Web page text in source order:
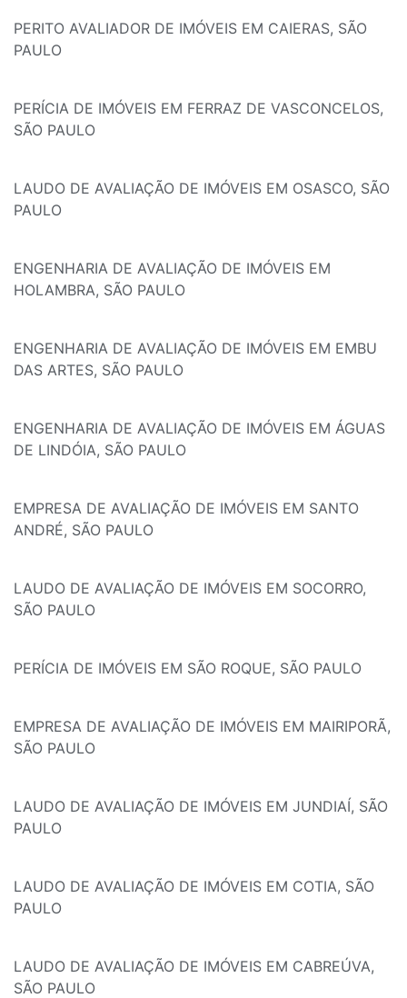
PERITO AVALIADOR DE IMÓVEIS EM CAIERAS, SÃO
PAULO
PERÍCIA DE IMÓVEIS EM FERRAZ DE VASCONCELOS,
SÃO PAULO
LAUDO DE AVALIAÇÃO DE IMÓVEIS EM OSASCO, SÃO
PAULO
ENGENHARIA DE AVALIAÇÃO DE IMÓVEIS EM
HOLAMBRA, SÃO PAULO
ENGENHARIA DE AVALIAÇÃO DE IMÓVEIS EM EMBU
DAS ARTES, SÃO PAULO
ENGENHARIA DE AVALIAÇÃO DE IMÓVEIS EM ÁGUAS
DE LINDÓIA, SÃO PAULO
EMPRESA DE AVALIAÇÃO DE IMÓVEIS EM SANTO
ANDRÉ, SÃO PAULO
LAUDO DE AVALIAÇÃO DE IMÓVEIS EM SOCORRO,
SÃO PAULO
PERÍCIA DE IMÓVEIS EM SÃO ROQUE, SÃO PAULO
EMPRESA DE AVALIAÇÃO DE IMÓVEIS EM MAIRIPORÃ,
SÃO PAULO
LAUDO DE AVALIAÇÃO DE IMÓVEIS EM JUNDIAÍ, SÃO
PAULO
LAUDO DE AVALIAÇÃO DE IMÓVEIS EM COTIA, SÃO
PAULO
LAUDO DE AVALIAÇÃO DE IMÓVEIS EM CABREÚVA,
SÃO PAULO